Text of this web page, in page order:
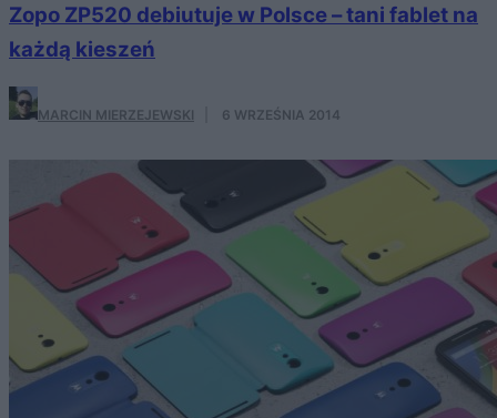
Zopo ZP520 debiutuje w Polsce – tani fablet na
każdą kieszeń
MARCIN MIERZEJEWSKI 6 WRZEŚNIA 2014